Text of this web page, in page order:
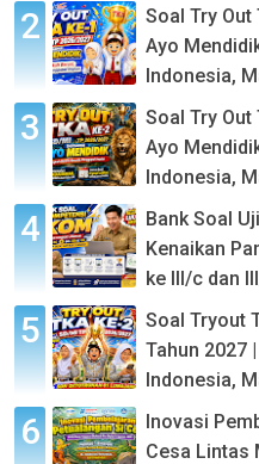
Soal Try Out
Ayo
Indonesia,
Soal Try Out
Ayo
Indonesia,
Bank Soal
Kenaikan
ke III/c dan
Soal Tryout
Tahun 2027
Indonesia,
Inovasi
Cesa Lintas